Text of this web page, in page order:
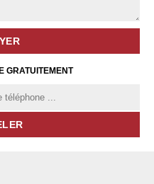
GRATUITEMENT